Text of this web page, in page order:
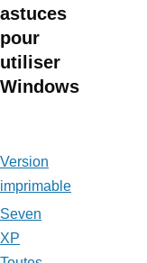
astuces
pour
utiliser
Windows
Version
imprimable
Seven
XP